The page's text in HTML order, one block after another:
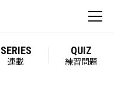
SERIES
連載
QUIZ
練習問題